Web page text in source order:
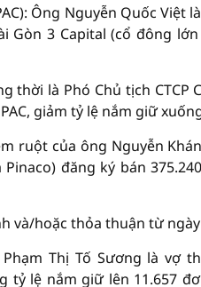
Ông Nguyễn Quốc Việt
3 Capital (cổ đông
thời là Phó Chủ tịch CTCP
giảm tỷ lệ nắm giữ
ruột của ông Nguyễn
đăng ký bán
và/hoặc thỏa thuận từ ngày
Thị Tố Sương là vợ
tỷ lệ nắm giữ lên 11.657